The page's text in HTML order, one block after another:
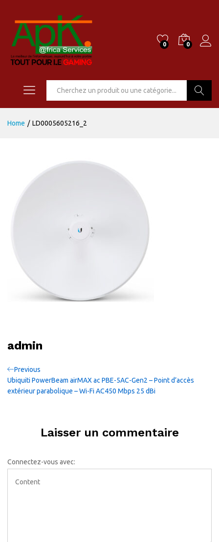
0 0
Home / LD0005605216_2
admin
Navigation
de
Previous
Post
Previous
Ubiquiti PowerBeam airMAX ac PBE-5AC-Gen2 – Point d’accès
extérieur parabolique – Wi-Fi AC450 Mbps 25 dBi
Laisser un commentaire
Connectez-vous avec: